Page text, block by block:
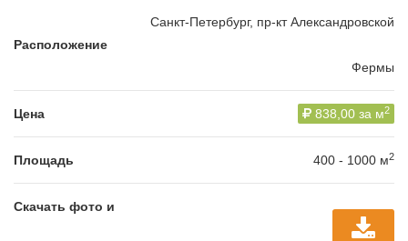
Расположение
Санкт-Петербург, пр-кт Александровской
Фермы
Цена 838,00 за м2
Площадь 400 - 1000 м2
Скачать фото и